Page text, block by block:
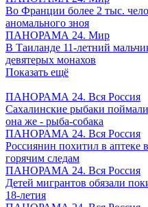
Во Франции более 2 тыс.
аномального зноя
ПАНОРАМА 24. Мир
В Таиланде 11-летний
девятерых монахов
Показать ещё
ПАНОРАМА 24. Вся Россия
Сахалинские рыбаки
она же - рыба-собака
ПАНОРАМА 24. Вся Россия
Россиянин похитил в аптеке
горячим следам
ПАНОРАМА 24. Вся Россия
Детей мигрантов обязали
18-летия